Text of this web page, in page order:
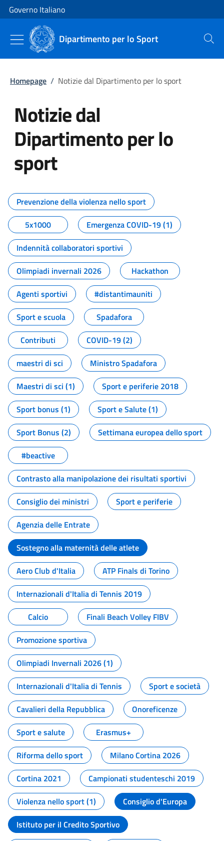
Vai al contenuto
Vai alla navigazione del sito
Governo Italiano
Dipartimento per lo Sport Cerca
Homepage / Notizie dal Dipartimento per lo sport
Notizie dal
Dipartimento per lo
sport
Tutti i contenuti della pagina
Prevenzione della violenza nello sport
5x1000
Emergenza COVID-19 (1)
Indennità collaboratori sportivi
Olimpiadi invernali 2026
Hackathon
Agenti sportivi
#distantimauniti
Sport e scuola
Spadafora
Contributi
COVID-19 (2)
maestri di sci
Ministro Spadafora
Maestri di sci (1)
Sport e periferie 2018
Sport bonus (1)
Sport e Salute (1)
Sport Bonus (2)
Settimana europea dello sport
#beactive
Contrasto alla manipolazione dei risultati sportivi
Consiglio dei ministri
Sport e periferie
Agenzia delle Entrate
Sostegno alla maternità delle atlete
Aero Club d'Italia
ATP Finals di Torino
Internazionali d'Italia di Tennis 2019
Calcio
Finali Beach Volley FIBV
Promozione sportiva
Olimpiadi Invernali 2026 (1)
Internazionali d'Italia di Tennis
Sport e società
Cavalieri della Repubblica
Onoreficenze
Sport e salute
Erasmus+
Riforma dello sport
Milano Cortina 2026
Cortina 2021
Campionati studenteschi 2019
Violenza nello sport (1)
Consiglio d'Europa
Istituto per il Credito Sportivo